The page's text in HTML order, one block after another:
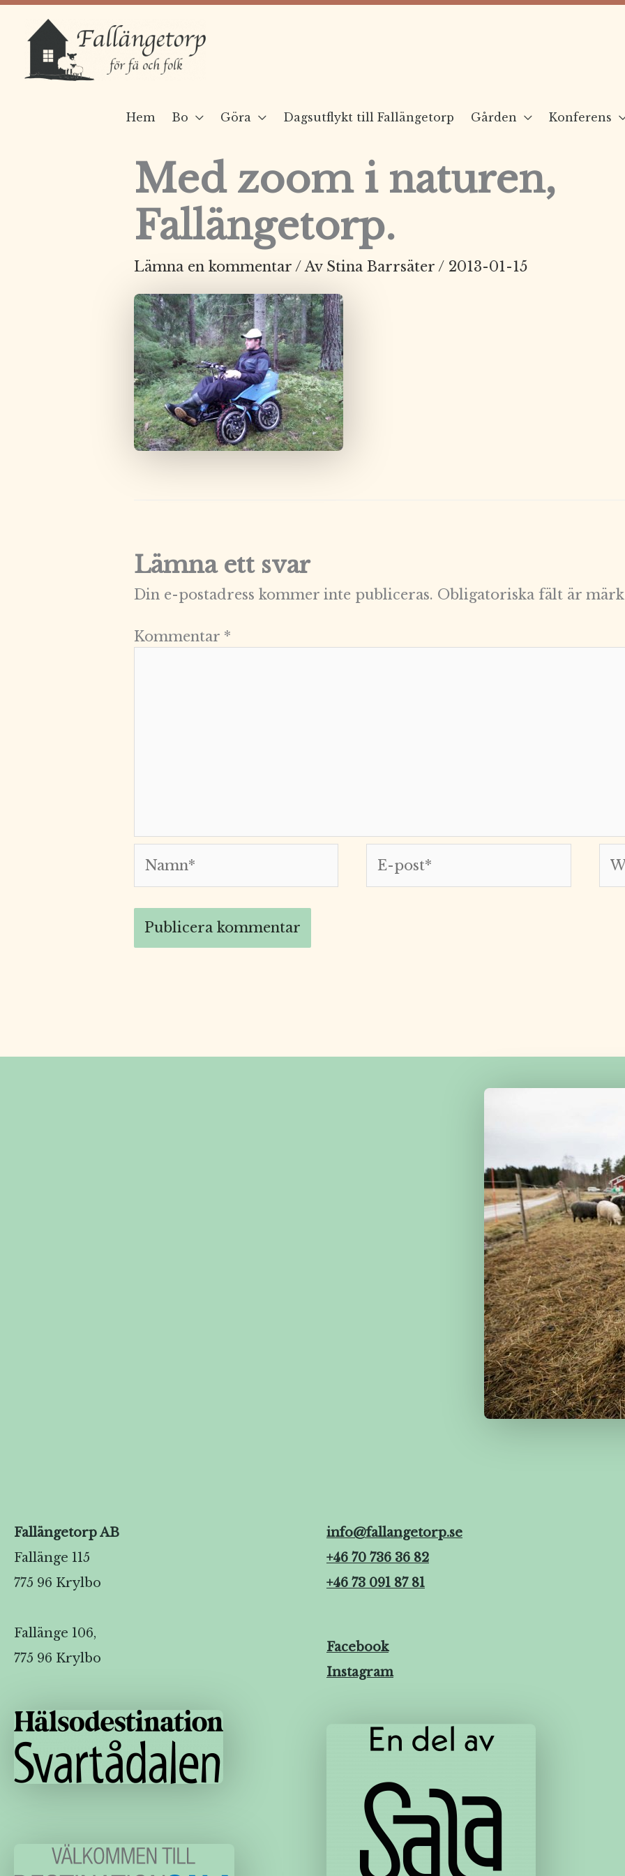
Hoppa
innehåll
Hem Bo Göra Dagsutflykt till Fallängetorp Gården Konferens
Med zoom i naturen,
Fallängetorp.
Lämna en kommentar / Av Stina Barrsäter / 2013-01-15
Lämna ett svar
Din e-postadress kommer inte publiceras. Obligatoriska fält är
Kommentar *
post*
Fallängetorp AB
Fallänge 115
775 96 Krylbo
Fallänge 106,
775 96 Krylbo
info@fallangetorp.se
+46 70 736 36 82
+46 73 091 87 81
Facebook
Instagram